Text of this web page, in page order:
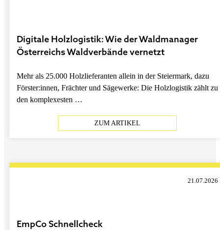
Digitale Holzlogistik: Wie der Waldmanager
Österreichs Waldverbände vernetzt
Mehr als 25.000 Holzlieferanten allein in der Steiermark, dazu
Förster:innen, Frächter und Sägewerke: Die Holzlogistik zählt zu
den komplexesten …
ZUM ARTIKEL
21.07.2026
EmpCo Schnellcheck